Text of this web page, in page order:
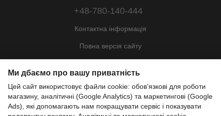
+48-780-140-444
Контактна інформація
Повна версія сайту
Motohill Poland
Pl Укр Рус Eng
Ми дбаємо про вашу приватність
Цей сайт використовує файли cookie: обов’язкові для роботи
магазину, аналітичні (Google Analytics) та маркетингові (Google
Ads), які допомагають нам покращувати сервіс і показувати